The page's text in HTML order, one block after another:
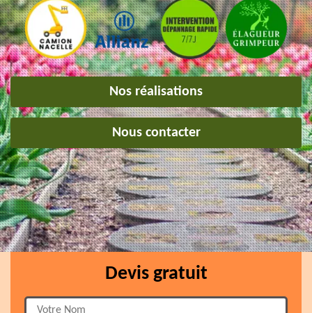
Nos réalisations
Nous contacter
Devis gratuit